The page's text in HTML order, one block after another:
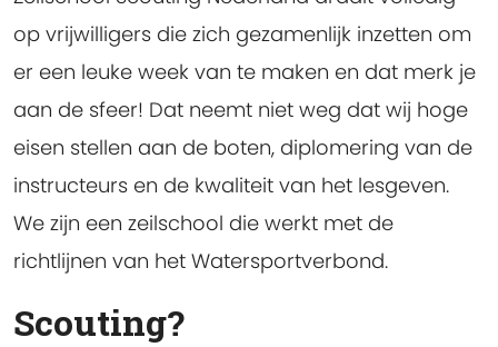
op vrijwilligers die zich gezamenlijk inzetten om
er een leuke week van te maken en dat merk je
aan de sfeer! Dat neemt niet weg dat wij hoge
eisen stellen aan de boten, diplomering van de
instructeurs en de kwaliteit van het lesgeven.
We zijn een zeilschool die werkt met de
richtlijnen van het Watersportverbond.
Scouting?